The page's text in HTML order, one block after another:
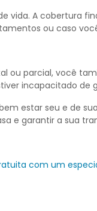
vida. A cobertura
ou caso
ou parcial, você
incapacitado de
estar seu e de
e garantir a sua
com um